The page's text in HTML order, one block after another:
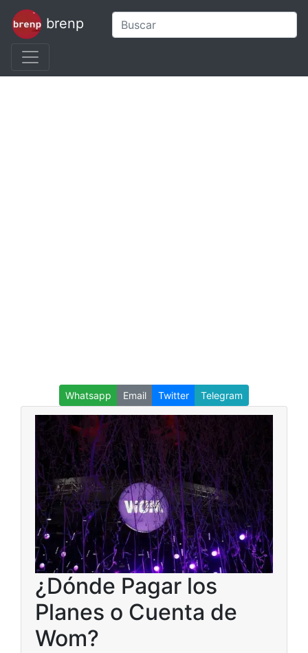
brenp
Whatsapp Email Twitter Telegram
¿Dónde Pagar los
Planes o Cuenta de
Wom?